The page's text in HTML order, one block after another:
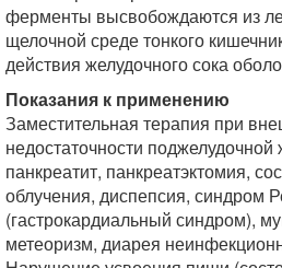
ферменты высвобождаются из
щелочной среде тонкого
действия желудочного сока
Показания к применению
Заместительная терапия при
недостаточности
панкреатит, панкреатэктомия,
облучения, диспепсия, синдром
(гастрокардиальный синдром),
метеоризм, диарея